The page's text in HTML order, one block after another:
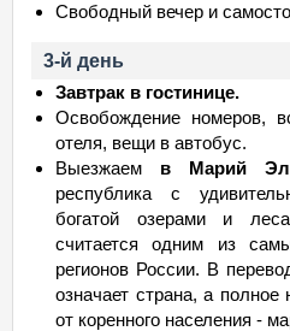
Свободный вечер и
3-й день
Завтрак в гостинице.
Освобождение номеров,
отеля, вещи в автобус.
Выезжаем в Марий Эл
республика с
богатой озерами и
считается одним из
регионов России. В
означает страна, а
от коренного населения -